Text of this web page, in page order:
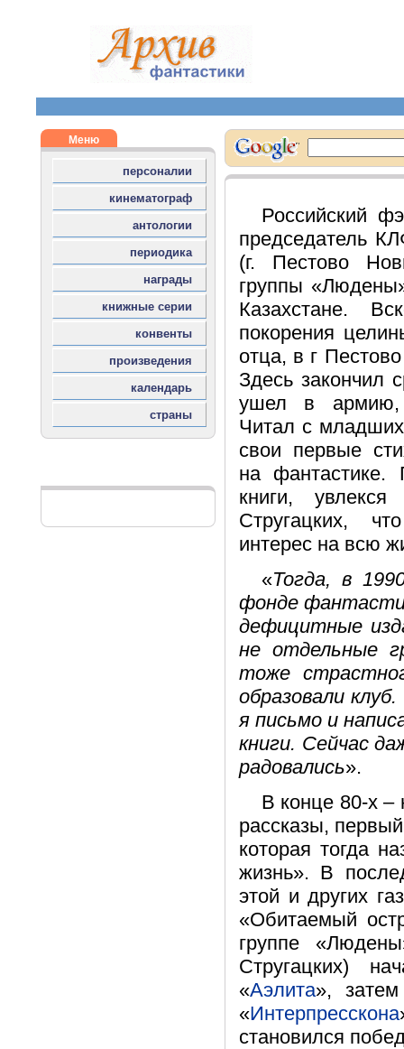
Российский
председатель
(г. Пестово
группы
Казахстане.
покорения
отца, в г
Здесь закончил
ушел в армию,
Читал с
свои первые
на фантастике.
книги, увлекся
Стругацких,
интерес на всю
«Тогда, в
фонде
дефицитные
не отдельные
тоже
образовали
я письмо и
книги. Сейчас
радовались».
В конце 80-х –
рассказы,
которая тогда
жизнь». В
этой и других
«Обитаемый
группе
Стругацких)
«Аэлита», затем
«Интерпресскона
становился